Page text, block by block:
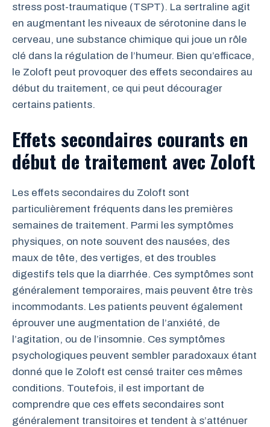
stress post-traumatique (TSPT). La sertraline agit
en augmentant les niveaux de sérotonine dans le
cerveau, une substance chimique qui joue un rôle
clé dans la régulation de l’humeur. Bien qu’efficace,
le Zoloft peut provoquer des effets secondaires au
début du traitement, ce qui peut décourager
certains patients.
Effets secondaires courants en
début de traitement avec Zoloft
Les effets secondaires du Zoloft sont
particulièrement fréquents dans les premières
semaines de traitement. Parmi les symptômes
physiques, on note souvent des nausées, des
maux de tête, des vertiges, et des troubles
digestifs tels que la diarrhée. Ces symptômes sont
généralement temporaires, mais peuvent être très
incommodants. Les patients peuvent également
éprouver une augmentation de l’anxiété, de
l’agitation, ou de l’insomnie. Ces symptômes
psychologiques peuvent sembler paradoxaux étant
donné que le Zoloft est censé traiter ces mêmes
conditions. Toutefois, il est important de
comprendre que ces effets secondaires sont
généralement transitoires et tendent à s’atténuer